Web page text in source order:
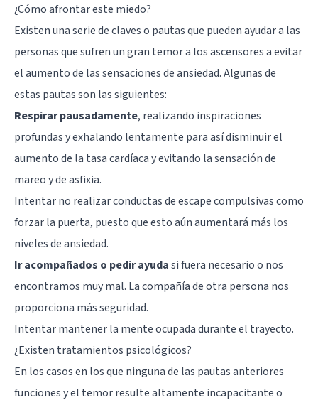
¿Cómo afrontar este miedo?
Existen una serie de claves o pautas que pueden ayudar a las
personas que sufren un gran temor a los ascensores a evitar
el aumento de las sensaciones de ansiedad. Algunas de
estas pautas son las siguientes:
Respirar pausadamente, realizando inspiraciones
profundas y exhalando lentamente para así disminuir el
aumento de la tasa cardíaca y evitando la sensación de
mareo y de asfixia.
Intentar no realizar conductas de escape compulsivas como
forzar la puerta, puesto que esto aún aumentará más los
niveles de ansiedad.
Ir acompañados o pedir ayudasi fuera necesario o nos
encontramos muy mal. La compañía de otra persona nos
proporciona más seguridad.
Intentar mantener la mente ocupada durante el trayecto.
¿Existen tratamientos psicológicos?
En los casos en los que ninguna de las pautas anteriores
funciones y el temor resulte altamente incapacitante o